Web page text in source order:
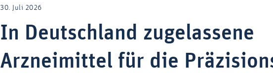
30. Juli 2026
In Deutschland zugelassene
Arzneimittel für die